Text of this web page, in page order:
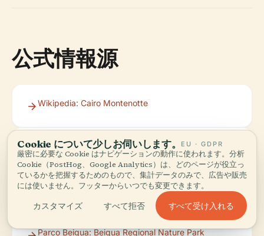
公式情報源
Wikipedia: Cairo Montenotte
Tourist Places Guide: Cairo Montenotte
Komoot: Attractions Around Cairo Montenotte
Parco Beigua: Beigua Regional Nature Park
Cookie について少しお伺いします。 EU · GDPR
厳密に必要な Cookie はナビゲーションの動作に使われます。分析
Cookie（PostHog、Google Analytics）は、どのページが役立っ
ているかを把握するためのもので、集計データのみで、広告や販売
には使いません。フッターからいつでも変更できます。
カスタマイズ すべて拒否 すべて受け入れる